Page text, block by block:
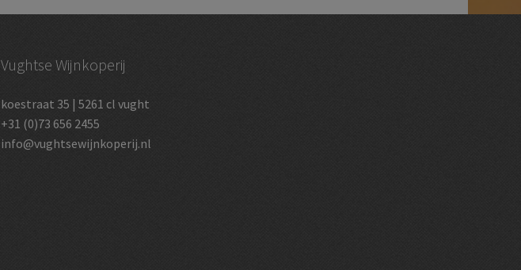
Vughtse Wijnkoperij
koestraat 35 | 5261 cl vught
+31 (0)73 656 2455
info@vughtsewijnkoperij.nl